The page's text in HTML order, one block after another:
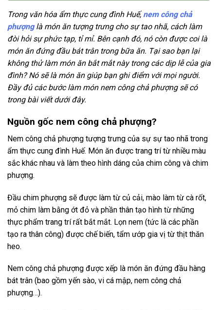
Trong văn hóa ẩm thực cung đình Huế, nem công chả
phượnglà món ăn tượng trưng cho sự tao nhã, cách làm
đòi hỏi sự phức tạp, tỉ mỉ. Bên cạnh đó, nó còn được coi là
món ăn đứng đầu bát trân trong bữa ăn. Tại sao bạn lại
không thử làm món ăn bắt mắt này trong các dịp lễ của gia
đình? Nó sẽ là món ăn giúp bạn ghi điểm với mọi người.
Đầy đủ các bước làm món nem công chả phượng sẽ có
trong bài viết dưới đây.
Nguồn gốc nem công chả phượng?
Nem công chả phượng tượng trưng của sự sự tao nhã trong
ẩm thực cung đình Huế. Món ăn được trang trí từ nhiều màu
sắc khác nhau và làm theo hình dáng của chim công và chim
phượng.
Đầu chim phượng sẽ được làm từ củ cải, mào làm từ cà rốt,
mỏ chim làm bằng ớt đỏ và phần thân tạo hình từ những
thực phẩm trang trí rất bắt mắt. Lọn nem (tức là các phần
tạo ra thân công) được chế biến, tẩm ướp gia vị từ thịt thăn
heo.
Nem công chả phượng được xếp là món ăn đứng đầu hàng
bát trân (bao gồm yến sào, vi cá mập, nem công chả
phượng…).